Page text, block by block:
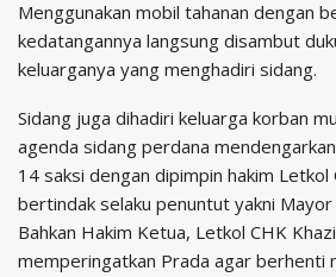
Menggunakan mobil tahanan dengan
kedatangannya langsung disambut
keluarganya yang menghadiri sidang.
Sidang juga dihadiri keluarga korban
agenda sidang perdana
14 saksi dengan dipimpin hakim
bertindak selaku penuntut yakni Mayor
Bahkan Hakim Ketua, Letkol CHK
memperingatkan Prada agar berhenti